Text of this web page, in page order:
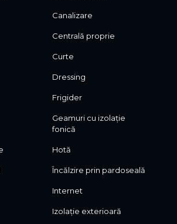
sqm (paid separately)
for immediate move-in.
for tenants seeking privacy, security
within one of Romania’s most
Canalizare
Centrală proprie
Curte
Dressing
Frigider
Geamuri cu izolație
fonică
Hotă
Încălzire prin pardoseală
Internet
Izolație exterioară